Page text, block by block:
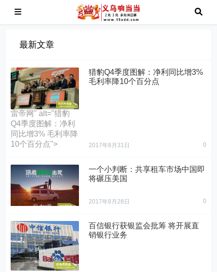
最新文章
雷帝网" alt="猎豹
Q4季度图解：净利
同比增3% 毛利率降
10个百分点">
猎豹Q4季度图解：净利同比增3%
毛利率降10个百分点
2017年8月31日 0
租车平台的体量已
经全面超过美国同
类竞品。
" alt="一个小判断：
共享租车市场中国
一个小判断：共享租车市场中国即
将碾压美国
2017年8月28日 0
雷帝网" alt="百信银
百信银行获银监会批筹 将开展直
销银行业务